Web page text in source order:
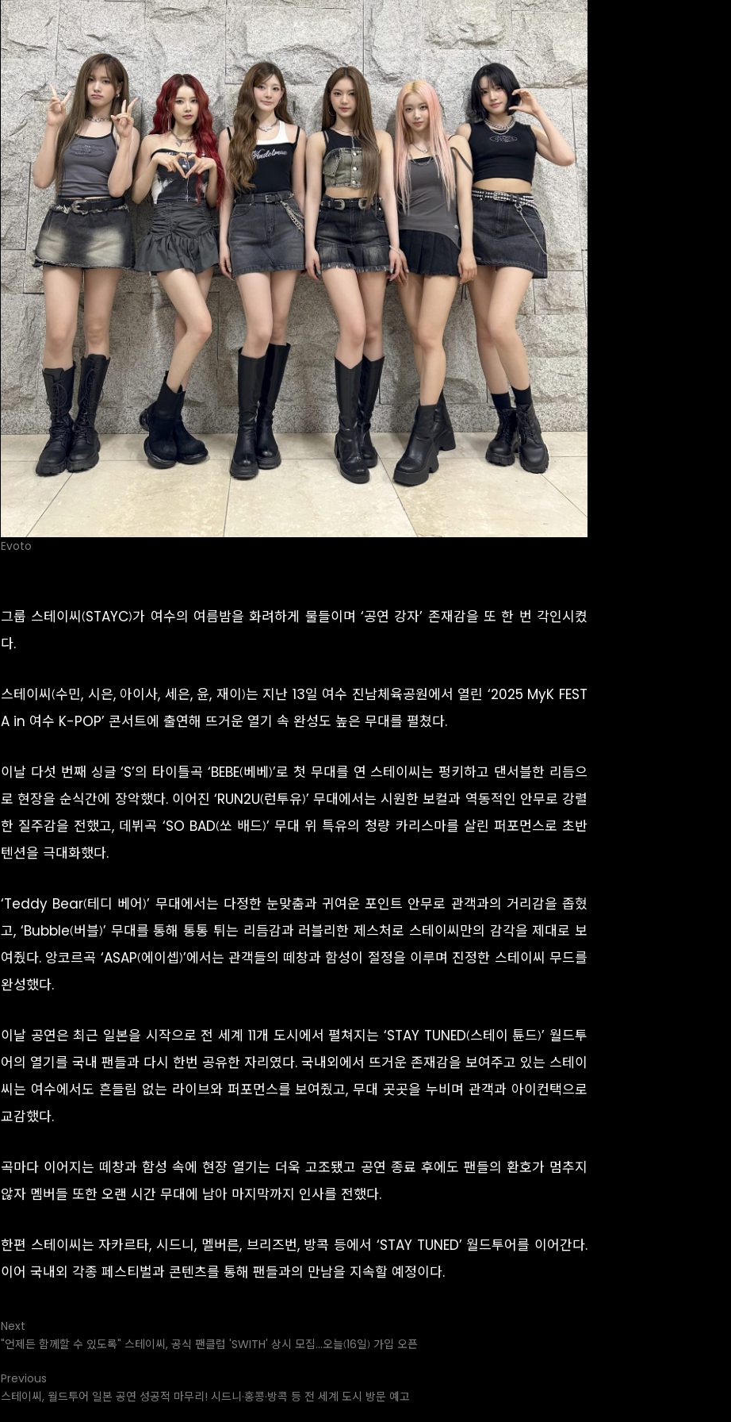
Evoto
그룹 스테이씨(STAYC)가 여수의 여름밤을 화려하게 물들이며 ‘공연 강자’ 존재감을 또 한 번 각인시켰
다.
스테이씨(수민, 시은, 아이사, 세은, 윤, 재이)는 지난 13일 여수 진남체육공원에서 열린 ‘2025 MyK FEST
A in 여수 K-POP’ 콘서트에 출연해 뜨거운 열기 속 완성도 높은 무대를 펼쳤다.
이날 다섯 번째 싱글 ‘S’의 타이틀곡 ‘BEBE(베베)’로 첫 무대를 연 스테이씨는 펑키하고 댄서블한 리듬으
로 현장을 순식간에 장악했다. 이어진 ‘RUN2U(런투유)’ 무대에서는 시원한 보컬과 역동적인 안무로 강렬
한 질주감을 전했고, 데뷔곡 ‘SO BAD(쏘 배드)’ 무대 위 특유의 청량 카리스마를 살린 퍼포먼스로 초반
텐션을 극대화했다.
‘Teddy Bear(테디 베어)’ 무대에서는 다정한 눈맞춤과 귀여운 포인트 안무로 관객과의 거리감을 좁혔
고, ‘Bubble(버블)’ 무대를 통해 통통 튀는 리듬감과 러블리한 제스처로 스테이씨만의 감각을 제대로 보
여줬다. 앙코르곡 ‘ASAP(에이셉)’에서는 관객들의 떼창과 함성이 절정을 이루며 진정한 스테이씨 무드를
완성했다.
이날 공연은 최근 일본을 시작으로 전 세계 11개 도시에서 펼쳐지는 ‘STAY TUNED(스테이 튠드)’ 월드투
어의 열기를 국내 팬들과 다시 한번 공유한 자리였다. 국내외에서 뜨거운 존재감을 보여주고 있는 스테이
씨는 여수에서도 흔들림 없는 라이브와 퍼포먼스를 보여줬고, 무대 곳곳을 누비며 관객과 아이컨택으로
교감했다.
곡마다 이어지는 떼창과 함성 속에 현장 열기는 더욱 고조됐고 공연 종료 후에도 팬들의 환호가 멈추지
않자 멤버들 또한 오랜 시간 무대에 남아 마지막까지 인사를 전했다.
한편 스테이씨는 자카르타, 시드니, 멜버른, 브리즈번, 방콕 등에서 ‘STAY TUNED’ 월드투어를 이어간다.
이어 국내외 각종 페스티벌과 콘텐츠를 통해 팬들과의 만남을 지속할 예정이다.
Next
"언제든 함께할 수 있도록" 스테이씨, 공식 팬클럽 'SWITH' 상시 모집…오늘(16일) 가입 오픈
Previous
스테이씨, 월드투어 일본 공연 성공적 마무리! 시드니·홍콩·방콕 등 전 세계 도시 방문 예고